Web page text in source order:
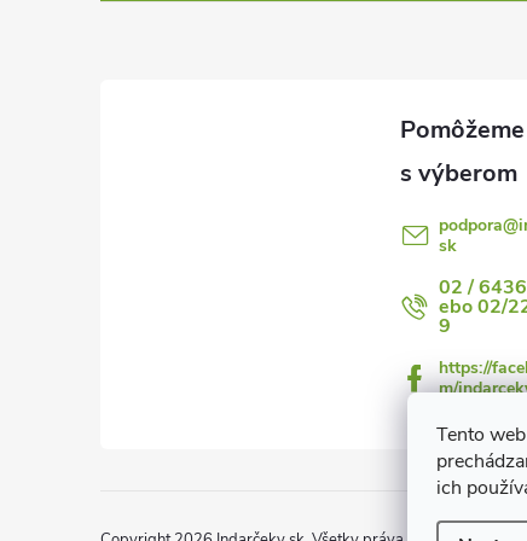
Tento
ich
podpora@
sk
02 /
ebo 02/
9
https://
m/